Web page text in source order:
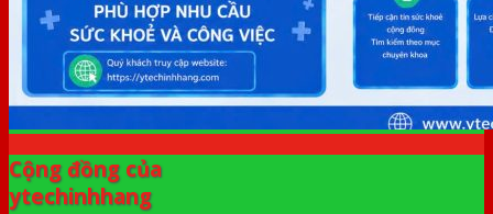
Cộng đồng của
ytechinhhang